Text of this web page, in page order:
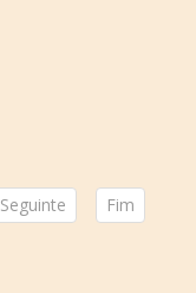
Seguinte Fim